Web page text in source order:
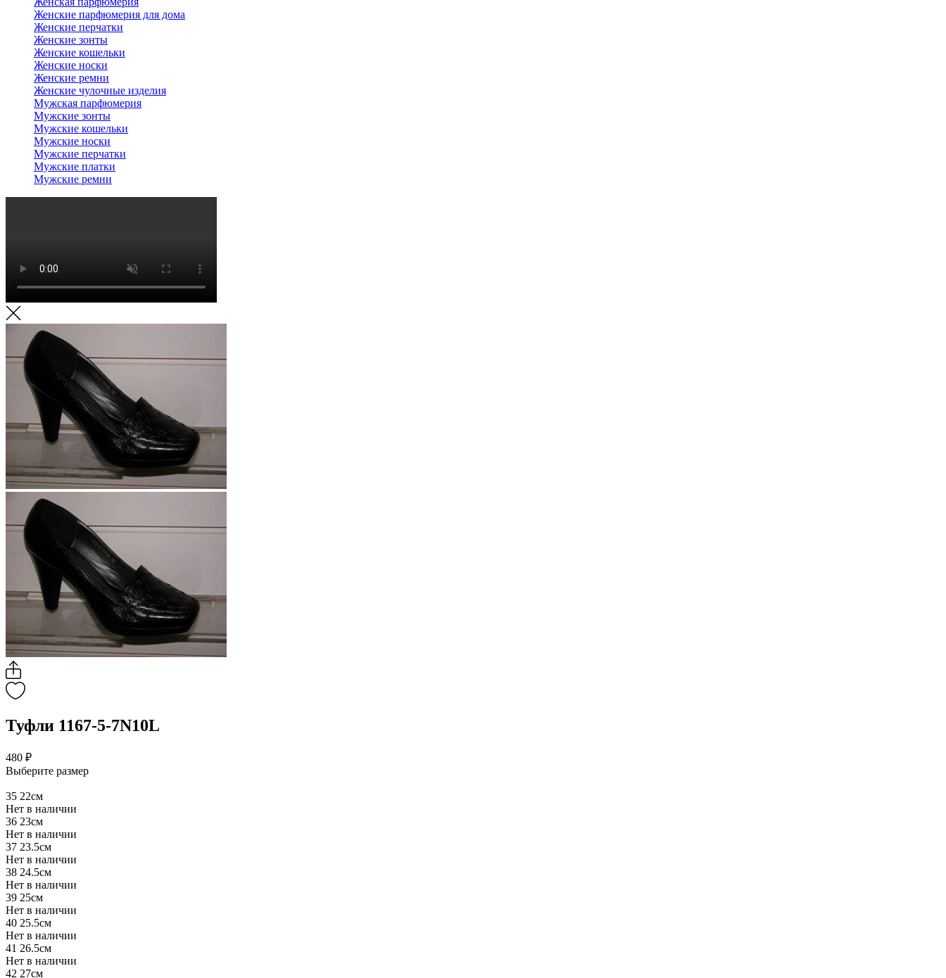
Женские парфюмерия для дома
Женские перчатки
Женские зонты
Женские кошельки
Женские носки
Женские ремни
Женские чулочные изделия
Мужская парфюмерия
Мужские зонты
Мужские кошельки
Мужские носки
Мужские перчатки
Мужские платки
Мужские ремни
Туфли 1167-5-7N10L
480 ₽
Выберите размер
35 22см
Нет в наличии
36 23см
Нет в наличии
37 23.5см
Нет в наличии
38 24.5см
Нет в наличии
39 25см
Нет в наличии
40 25.5см
Нет в наличии
41 26.5см
Нет в наличии
42 27см